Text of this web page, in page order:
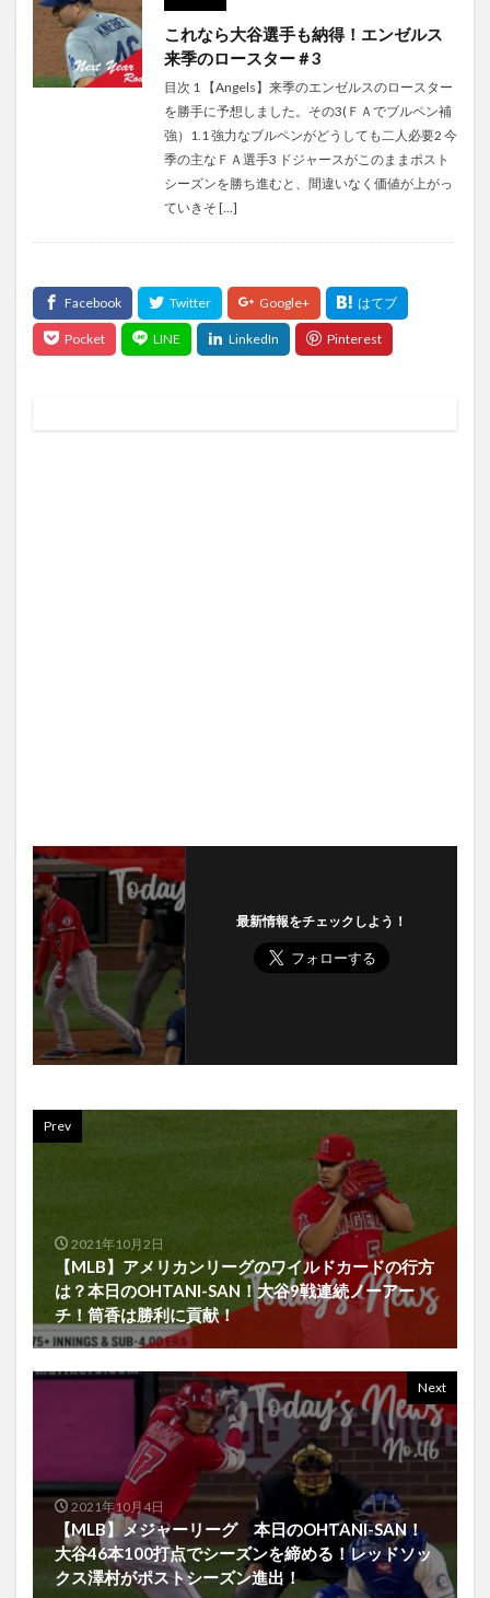
これなら大谷選手も納得！エンゼルス
来季のロースター＃3
目次 1 【Angels】来季のエンゼルスのロースター
を勝手に予想しました。その3(ＦＡでブルペン補
強）1.1 強力なブルペンがどうしても二人必要2 今
季の主なＦＡ選手3 ドジャースがこのままポスト
シーズンを勝ち進むと、間違いなく価値が上がっ
ていきそ […]
最新情報をチェックしよう！
Prev
2021年10月2日
【MLB】アメリカンリーグのワイルドカードの行方
は？本日のOHTANI-SAN！大谷9戦連続ノーアー
チ！筒香は勝利に貢献！
Next
2021年10月4日
【MLB】メジャーリーグ 本日のOHTANI-SAN！
大谷46本100打点でシーズンを締める！レッドソッ
クス澤村がポストシーズン進出！